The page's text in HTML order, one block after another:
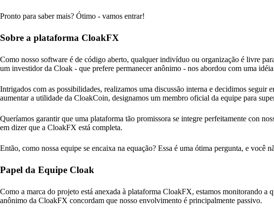
Pronto para saber mais? Ótimo - vamos entrar!
Sobre a plataforma CloakFX
Como nosso software é de código aberto, qualquer indivíduo ou organização é livre
um investidor da Cloak - que prefere permanecer anônimo - nos abordou com uma
Intrigados com as possibilidades, realizamos uma discussão interna e decidimos
aumentar a utilidade da CloakCoin, designamos um membro oficial da equipe para
Queríamos garantir que uma plataforma tão promissora se integre perfeitamente con
em dizer que a CloakFX está completa.
Então, como nossa equipe se encaixa na equação? Essa é uma ótima pergunta, e você
Papel da Equipe Cloak
Como a marca do projeto está anexada à plataforma CloakFX, estamos monitorando
anônimo da CloakFX concordam que nosso envolvimento é principalmente passivo.